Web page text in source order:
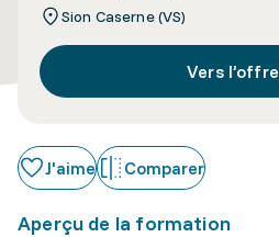
Sion Caserne (VS)
Vers l’offre
J'aime Comparer
Aperçu de la formation